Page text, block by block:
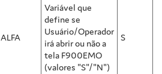
ALFA
Variável que
define se
Usuário/Operador
irá abrir ou não a
tela F900EMO
(valores "S"/"N")
S